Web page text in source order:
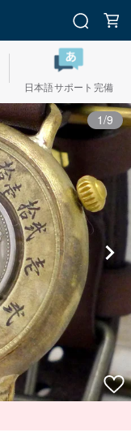
日本語サポート完備
1/9